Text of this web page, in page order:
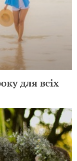
для всіх